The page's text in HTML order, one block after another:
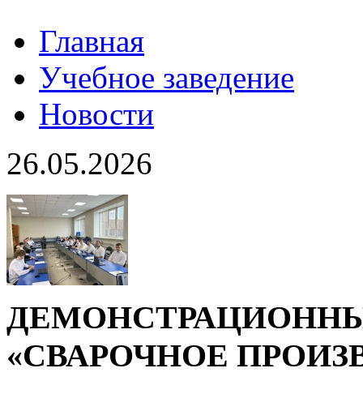
Главная
Учебное заведение
Новости
26.05.2026
«СВАРОЧНОЕ